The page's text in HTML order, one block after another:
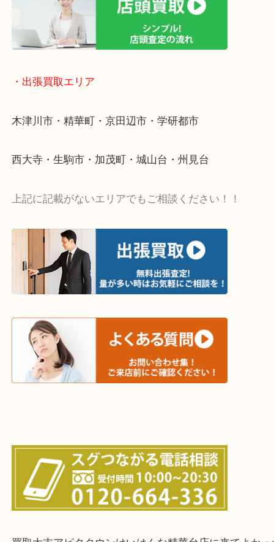
物を整理するケースは年々増加傾向です。
値段つくものがわからないから何を持っていけばわ
当店ではそういったお困りの方からのご依頼も大歓
・出張買取エリア
木津川市・精華町・京田辺市・学研都市
西大寺・生駒市・加茂町・城山台・州見台
上記に記載がないエリアでもご相談ください！！